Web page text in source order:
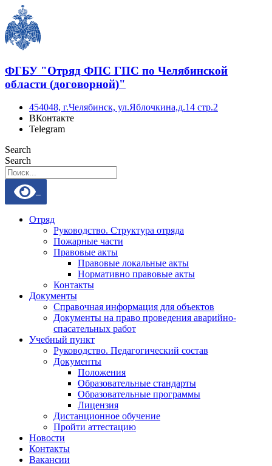
Перейти
содержимому
ФГБУ "Отряд ФПС ГПС по Челябинской
области (договорной)"
454048, г.Челябинск, ул.Яблочкина,д.14 стр.2
ВКонтакте
Telegram
Search
Search
Отряд
Руководство. Структура отряда
Пожарные части
Правовые акты
Правовые локальные акты
Нормативно правовые акты
Контакты
Документы
Справочная информация для объектов
Документы на право проведения аварийно-
спасательных работ
Учебный пункт
Руководство. Педагогический состав
Документы
Положения
Образовательные стандарты
Образовательные программы
Лицензия
Дистанционное обучение
Пройти аттестацию
Новости
Контакты
Вакансии